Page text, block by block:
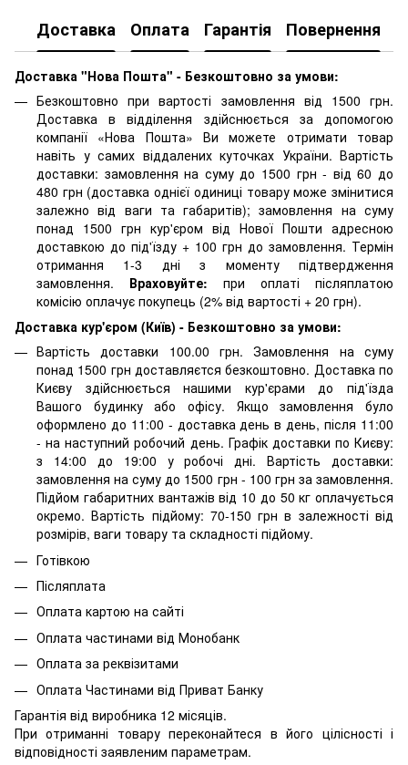
Доставка Оплата Гарантія Повернення
Доставка "Нова Пошта" - Безкоштовно за умови:
Безкоштовно при вартості замовлення від 1500 грн.
Доставка в відділення здійснюється за допомогою
компанії «Нова Пошта» Ви можете отримати товар
навіть у самих віддалених куточках України. Вартість
доставки: замовлення на суму до 1500 грн - від 60 до
480 грн (доставка однієї одиниці товару може змінитися
залежно від ваги та габаритів); замовлення на суму
понад 1500 грн кур'єром від Нової Пошти адресною
доставкою до під'їзду + 100 грн до замовлення. Термін
отримання 1-3 дні з моменту підтвердження
замовлення. Враховуйте: при оплаті післяплатою
комісію оплачує покупець (2% від вартості + 20 грн).
Доставка кур'єром (Київ) - Безкоштовно за умови:
Вартість доставки 100.00 грн. Замовлення на суму
понад 1500 грн доставляєтся безкоштовно. Доставка по
Києву здійснюється нашими кур'єрами до під'їзда
Вашого будинку або офісу. Якщо замовлення було
оформлено до 11:00 - доставка день в день, після 11:00
- на наступний робочий день. Графік доставки по Києву:
з 14:00 до 19:00 у робочі дні. Вартість доставки:
замовлення на суму до 1500 грн - 100 грн за замовлення.
Підйом габаритних вантажів від 10 до 50 кг оплачується
окремо. Вартість підйому: 70-150 грн в залежності від
розмірів, ваги товару та складності підйому.
Готівкою
Післяплата
Оплата картою на сайті
Оплата частинами від Монобанк
Оплата за реквізитами
Оплата Частинами від Приват Банку
Гарантія від виробника 12 місяців.
При отриманні товару переконайтеся в його цілісності і
відповідності заявленим параметрам.